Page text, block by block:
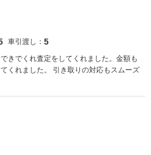
車引渡し： 5
きでくれ査定をしてくれました。金額も
くれました。 引き取りの対応もスムーズ